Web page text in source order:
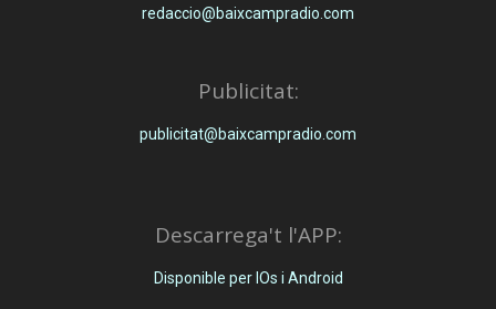
redaccio@baixcampradio.com
Publicitat:
publicitat@baixcampradio.com
Descarrega't l'APP:
Disponible per IOs i Android